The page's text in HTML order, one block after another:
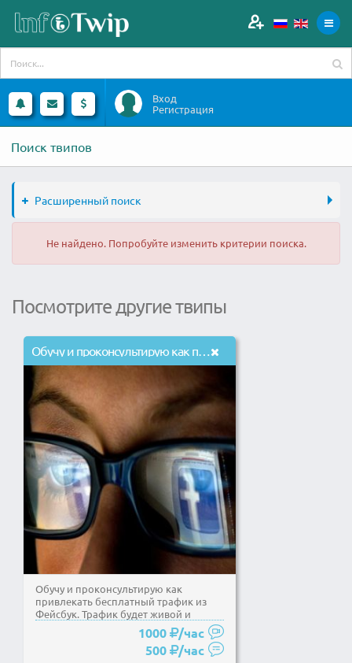
Вход
Регистрация
Поиск твипов
Расширенный поиск
Не найдено. Попробуйте изменить критерии поиска.
Посмотрите другие твипы
Обучу и проконсультирую как привлекать бесплатный трафик из Фейсбук
Обучу и проконсультирую как
привлекать бесплатный трафик из
Фейсбук. Трафик будет живой и
целевой. А также вы сможете...
1000
/час
500
/час